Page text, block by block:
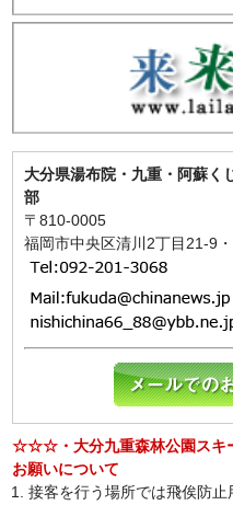
大分県湯布院・九重・阿蘇く
部
〒810-0005
福岡市中央区清川2丁目21-9
☆☆☆・大分九重森林公園スキ
お願いについて
接客を行う場所では飛俟防